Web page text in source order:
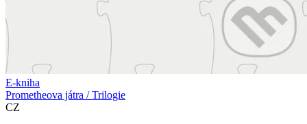
E-kniha
Prometheova játra / Trilogie
CZ